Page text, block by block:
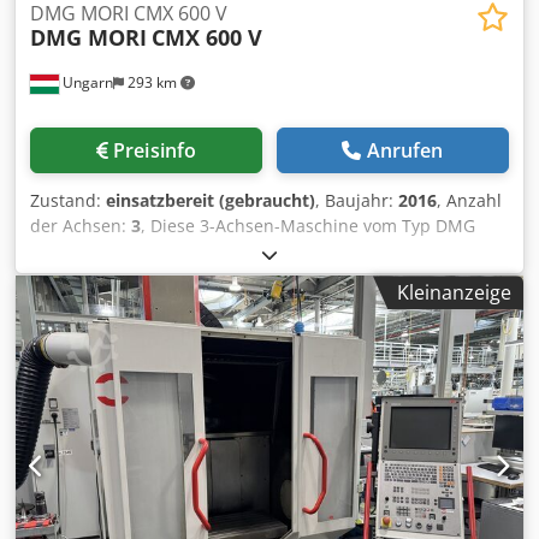
Ungarn 293 km
DMG MORI CMX 600 V
DMG MORI CMX 600 V
Preisinfo Anrufen
Zustand: einsatzbereit (gebraucht), Baujahr: 2016, Anzahl
der Achsen: 3, Diese 3-Achsen-Maschine vom Typ DMG
MORI CMX 600 V wurde im Jahr 2016 hergestellt und
verfügt über eine Vorrüstung für einen 4-Achsen-
Drehtisch, eine Siemens 840D-Steuerung sowie eine SK40-
Spindel. Sie ist mit fortschrittlichen Messsystemen sowohl
für Werkstücke als auch für Werkzeuge ausgestattet, die
für höchste Präzision sorgen. Ideal für alle, die ihre
Bearbeitungskapazitäten mit zuverlässigen Maschinen
erweitern möchten. Kontaktieren Sie uns für weitere
Informationen zu dieser Maschine. • Grundmaschine mit
Optionen für den Hauptantrieb • Vorbereitung für
Drehtisch (4. Achse), EA 510L (Drehtisch selbst nicht im
Lieferumfang enthalten) • Sicherheitsmesssystem für die
Kleinanzeige